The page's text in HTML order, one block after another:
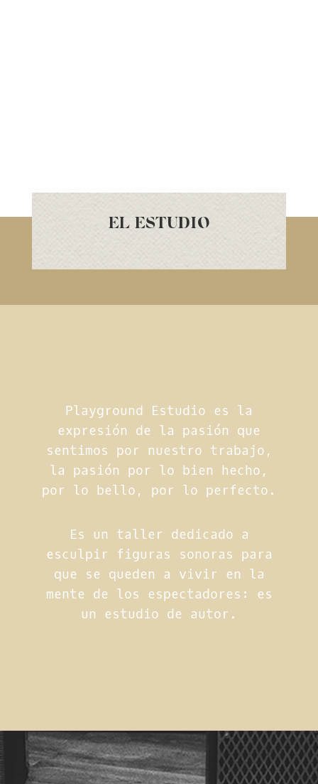
EL ESTUDIO
Playground Estudio es la
expresión de la pasión que
sentimos por nuestro trabajo,
la pasión por lo bien hecho,
por lo bello, por lo perfecto.
Es un taller dedicado a
esculpir figuras sonoras para
que se queden a vivir en la
mente de los espectadores: es
un estudio de autor.